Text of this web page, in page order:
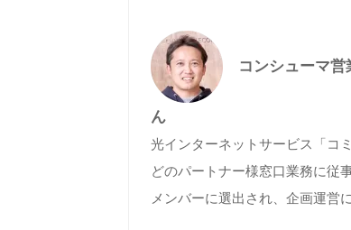
コンシューマ
ん
光インターネットサービス「コ
どのパートナー様窓口業務に従
メンバーに選出され、企画運営